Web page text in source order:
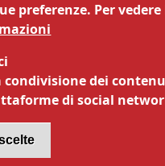
Trento
Iva:
63DMG2
preferenze. Per
condivisione dei
di social